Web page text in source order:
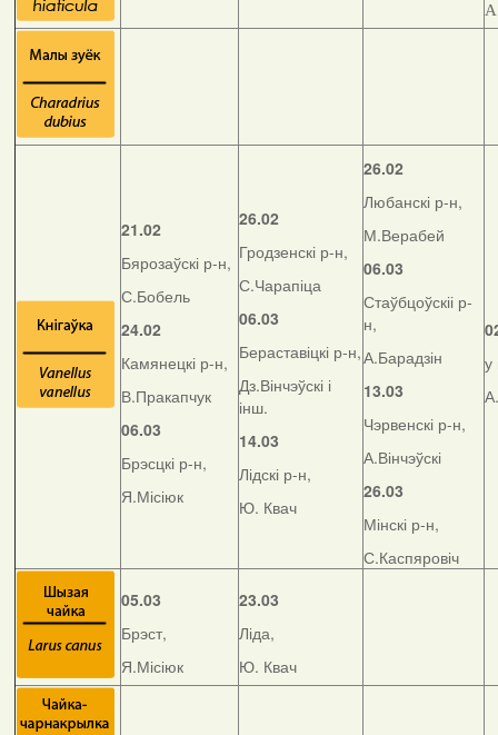
21.02
Бярозаўскі р-н,
С.Бобель
24.02
Камянецкі р-н,
В.Пракапчук
06.03
Брэсцкі р-н,
Я.Місіюк
26.02
Гродзенскі р-н,
С.Чарапіца
06.03
Бераставіцкі р-н,
Дз.Вінчэўскі і
інш.
14.03
Лідскі р-н,
Ю. Квач
26.02
Любанскі р-н,
М.Верабей
06.03
Стаўбцоўскіі р-
н,
А.Барадзін
13.03
Чэрвенскі р-н,
А.Вінчэўскі
26.03
Мінскі р-н,
С.Каспяровіч
у
05.03
Брэст,
Я.Місіюк
23.03
Ліда,
Ю. Квач